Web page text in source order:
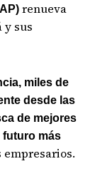
renueva
y sus
miles de
desde las
de mejores
futuro más
empresarios.